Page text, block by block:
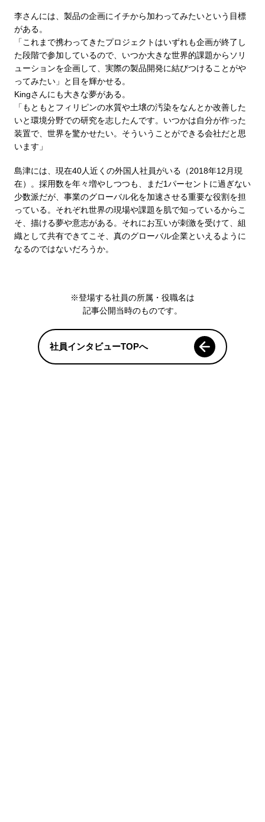
李さんには、製品の企画にイチから加わってみたいという目標
がある。
「これまで携わってきたプロジェクトはいずれも企画が終了し
た段階で参加しているので、いつか大きな世界的課題からソリ
ューションを企画して、実際の製品開発に結びつけることがや
ってみたい」と目を輝かせる。
Kingさんにも大きな夢がある。
「もともとフィリピンの水質や土壌の汚染をなんとか改善した
いと環境分野での研究を志したんです。いつかは自分が作った
装置で、世界を驚かせたい。そういうことができる会社だと思
います」
島津には、現在40人近くの外国人社員がいる（2018年12月現
在）。採用数を年々増やしつつも、まだ1パーセントに過ぎない
少数派だが、事業のグローバル化を加速させる重要な役割を担
っている。それぞれ世界の現場や課題を肌で知っているからこ
そ、描ける夢や意志がある。それにお互いが刺激を受けて、組
織として共有できてこそ、真のグローバル企業といえるように
なるのではないだろうか。
※登場する社員の所属・役職名は
記事公開当時のものです。
社員インタビューTOPへ